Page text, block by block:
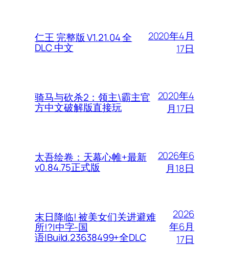
仁王 完整版 V1.21.04 全
DLC 中文
2020年4月
17日
骑马与砍杀2：领主\霸主官
方中文破解版直接玩
2020年4
月17日
太吾绘卷：天幕心帷+最新
v0.84.75正式版
2026年6
月18日
末日降临! 被美女们关进避难
所!?|中字-国
语|Build.23638499+全DLC
2026
年6月
17日